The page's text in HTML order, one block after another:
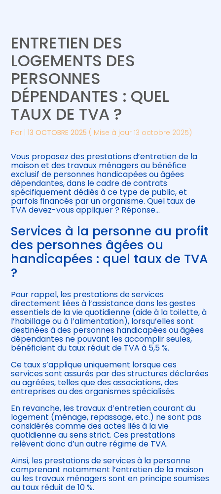
Gérer votre quotidien
Piloter votre entreprise
Développer votre entreprise
Construire votre patrimoine
Être prêt pour la facturation
électronique
Suivre votre comptabilité
Gérer vos ressources humaines
ENTRETIEN DES
LOGEMENTS DES
PERSONNES
DÉPENDANTES : QUEL
TAUX DE TVA ?
Par |13 OCTOBRE 2025 ( Mise à jour 13 octobre 2025)
Vous proposez des prestations d’entretien de la
maison et des travaux ménagers au bénéfice
exclusif de personnes handicapées ou âgées
dépendantes, dans le cadre de contrats
spécifiquement dédiés à ce type de public, et
parfois financés par un organisme. Quel taux de
TVA devez-vous appliquer ? Réponse…
Services à la personne au profit
des personnes âgées ou
handicapées : quel taux de TVA
?
Pour rappel, les prestations de services
directement liées à l’assistance dans les gestes
essentiels de la vie quotidienne (aide à la toilette, à
l’habillage ou à l’alimentation), lorsqu’elles sont
destinées à des personnes handicapées ou âgées
dépendantes ne pouvant les accomplir seules,
bénéficient du taux réduit de TVA à 5,5 %.
Ce taux s’applique uniquement lorsque ces
services sont assurés par des structures déclarées
ou agréées, telles que des associations, des
entreprises ou des organismes spécialisés.
En revanche, les travaux d’entretien courant du
logement (ménage, repassage, etc.) ne sont pas
considérés comme des actes liés à la vie
quotidienne au sens strict. Ces prestations
relèvent donc d’un autre régime de TVA.
Ainsi, les prestations de services à la personne
comprenant notamment l’entretien de la maison
ou les travaux ménagers sont en principe soumises
au taux réduit de 10 %.